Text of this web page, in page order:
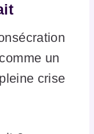
comme un
crise